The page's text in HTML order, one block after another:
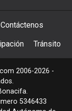
Contáctenos
Tránsito
2006-2026 -
5346433